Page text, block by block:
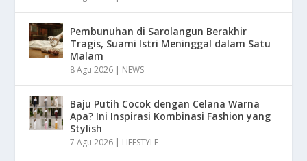
Pembunuhan di Sarolangun Berakhir
Tragis, Suami Istri Meninggal dalam Satu
Malam
8 Agu 2026 | NEWS
Baju Putih Cocok dengan Celana Warna
Apa? Ini Inspirasi Kombinasi Fashion yang
Stylish
7 Agu 2026 | LIFESTYLE